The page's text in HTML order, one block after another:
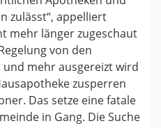
zulässt“, appelliert
mehr länger zugeschaut
von den
mehr ausgereizt wird
zusperren
Das setze eine fatale
in Gang. Die Suche